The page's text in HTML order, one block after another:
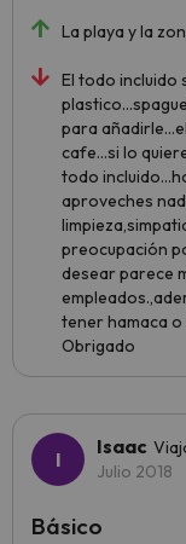
La playa y la
El todo incluido
para
cafe...si lo
todo
aproveches
preocupación
desear parece
tener hamaca o
Obrigado
Isaac
Julio 2018
Básico